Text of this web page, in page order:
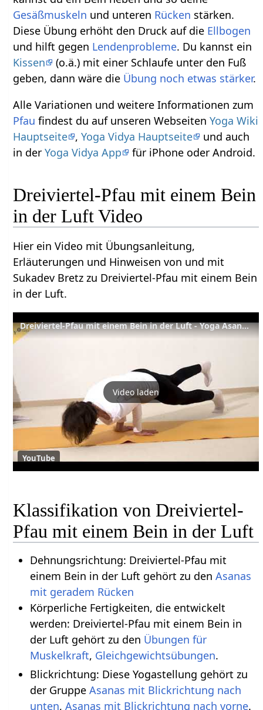
Gesäßmuskeln und unteren Rücken stärken.
Diese Übung erhöht den Druck auf die Ellbogen
und hilft gegen Lendenprobleme. Du kannst ein
Kissen
(o.ä.) mit einer Schlaufe unter den Fuß
geben, dann wäre die Übung noch etwas stärker.
Alle Variationen und weitere Informationen zum
Pfau findest du auf unseren WebseitenYoga Wiki
Hauptseite ,Yoga Vidya Hauptseite
und auch
in derYoga Vidya App für iPhone oder Android.
Dreiviertel-Pfau mit einem Bein
in der Luft Video
Hier ein Video mit Übungsanleitung,
Erläuterungen und Hinweisen von und mit
Sukadev Bretz zu Dreiviertel-Pfau mit einem Bein
in der Luft.
Dreiviertel-Pfau mit einem Bein in der Luft - Yoga Asana Lexikon
Video laden
YouTube
Klassifikation von Dreiviertel-
Pfau mit einem Bein in der Luft
Dehnungsrichtung: Dreiviertel-Pfau mit
einem Bein in der Luft gehört zu den Asanas
mit geradem Rücken
Körperliche Fertigkeiten, die entwickelt
werden: Dreiviertel-Pfau mit einem Bein in
der Luft gehört zu den Übungen für
Muskelkraft, Gleichgewichtsübungen.
Blickrichtung: Diese Yogastellung gehört zu
der Gruppe Asanas mit Blickrichtung nach
unten, Asanas mit Blickrichtung nach vorne.